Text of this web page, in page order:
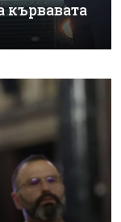
кървавата